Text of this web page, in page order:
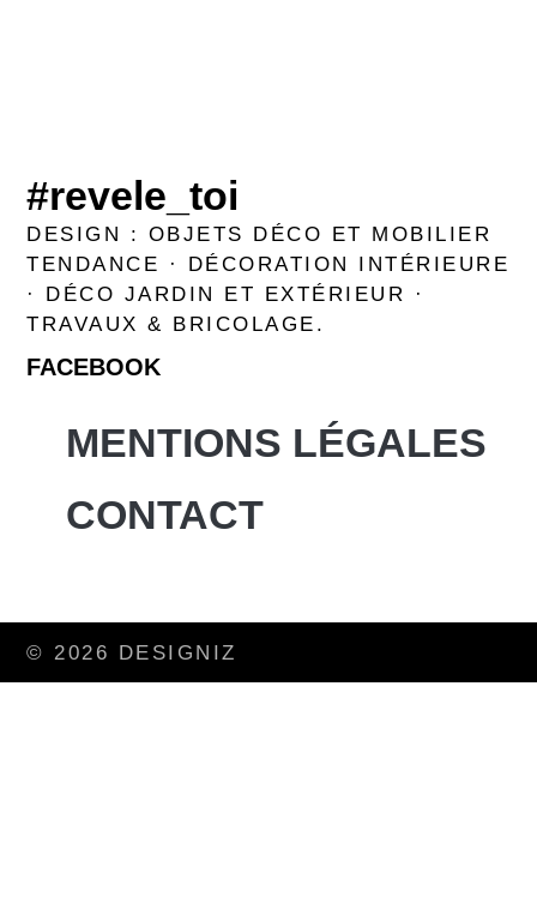
#revele_toi
DESIGN : OBJETS DÉCO ET MOBILIER
TENDANCE · DÉCORATION INTÉRIEURE
· DÉCO JARDIN ET EXTÉRIEUR ·
TRAVAUX & BRICOLAGE.
FACEBOOK
MENTIONS LÉGALES
CONTACT
© 2026 DESIGNIZ